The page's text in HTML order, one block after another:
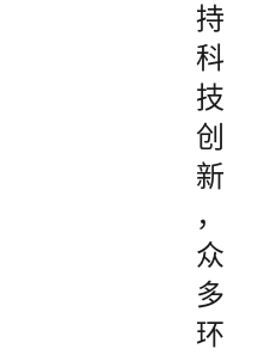
持
科
技
创
新
，
众
多
环